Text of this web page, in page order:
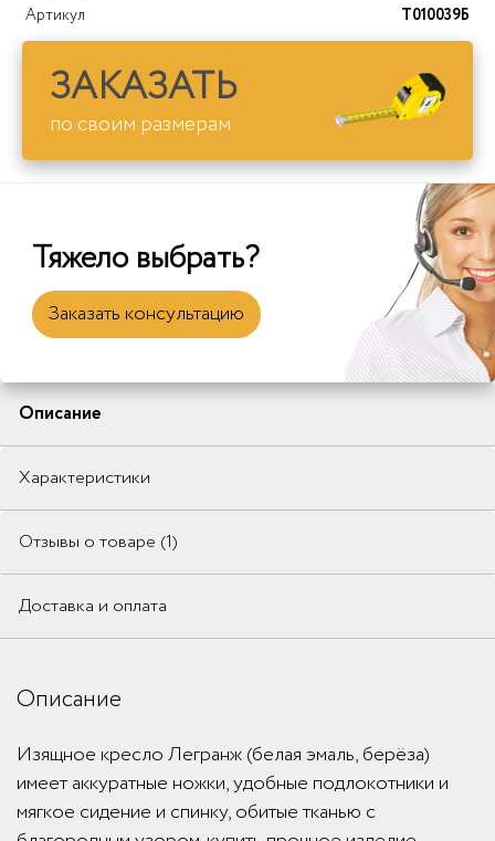
Артикул
T010039Б
ЗАКАЗАТЬ
по своим размерам
Тяжело выбрать?
Заказать консультацию
Описание
Характеристики
Отзывы о товаре (1)
Доставка и оплата
Описание
Изящное кресло Легранж (белая эмаль, берёза)
имеет аккуратные ножки, удобные подлокотники и
мягкое сидение и спинку, обитые тканью с